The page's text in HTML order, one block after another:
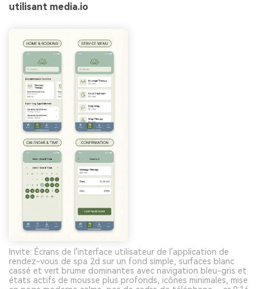
utilisant media.io
Invite: Écrans de l'interface utilisateur de l'application de
rendez-vous de spa 2d sur un fond simple, surfaces blanc
cassé et vert brume dominantes avec navigation bleu-gris et
états actifs de mousse plus profonds, icônes minimales, mise